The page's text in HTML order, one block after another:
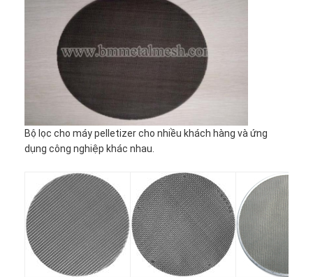
Chat ngay bây giờ
Lưới thép không gỉ X Tend
Màn hình lọc extruder
Gói màn hình máy đùn
Padel Court hàng rào
Lưới dệt kim
giỏ đá gabion
Bộ lọc cho máy pelletizer cho nhiều khách hàng và ứng
dụng công nghiệp khác nhau.